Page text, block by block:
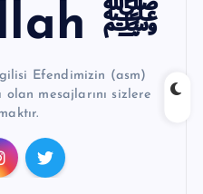
Resulullah ﷺ
Efendimizin (asm)
mesajlarını sizlere